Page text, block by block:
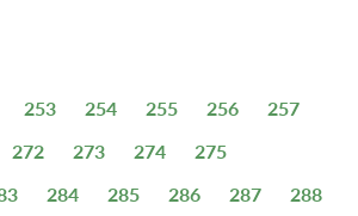
253 254 255 256
257
272 273 274
275
284 285 286 287 288